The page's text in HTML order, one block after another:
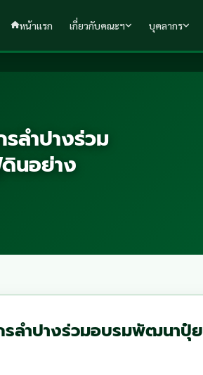
หน้าแรก เกี่ยวกับคณะฯ บุคลากร
ลำปางร่วม
นอย่าง
รลำปางร่วมอบรมพัฒนาปุ๋ย